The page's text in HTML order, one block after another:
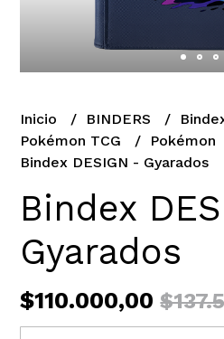
Inicio BINDERS
Pokémon TCG
Pokémon
Bindex DESIGN - Gyarados
Bindex
Gyarados
$110.000,00